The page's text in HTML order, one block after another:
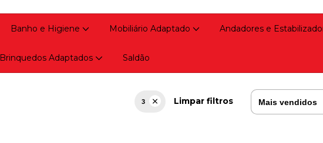
Banho e Higiene Mobiliário Adaptado Andadores e
Brinquedos Adaptados Saldão
3 Limpar filtros